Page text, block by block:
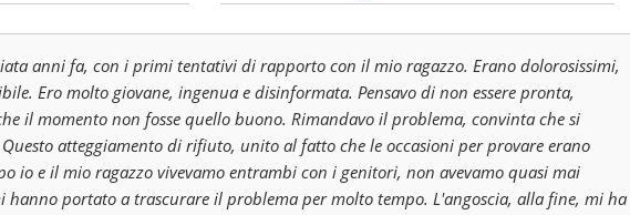
anni fa, con i primi tentativi di rapporto con il mio ragazzo. Erano dolorosissimi,
Ero molto giovane, ingenua e disinformata. Pensavo di non essere pronta,
il momento non fosse quello buono. Rimandavo il problema, convinta che si
atteggiamento di rifiuto, unito al fatto che le occasioni per provare erano
io e il mio ragazzo vivevamo entrambi con i genitori, non avevamo quasi mai
hanno portato a trascurare il problema per molto tempo. L'angoscia, alla fine, mi ha